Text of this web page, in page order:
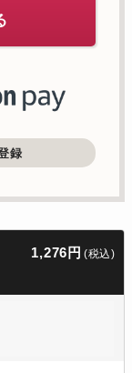
録
1,276円 (税込)